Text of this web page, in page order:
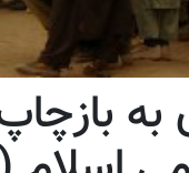
بازچاپ